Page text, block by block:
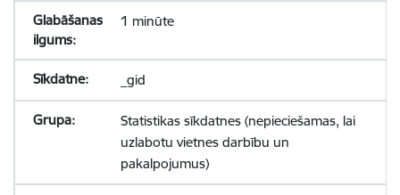
1 minūte
_gid
Statistikas sīkdatnes (nepieciešamas, lai
uzlabotu vietnes darbību un
pakalpojumus)